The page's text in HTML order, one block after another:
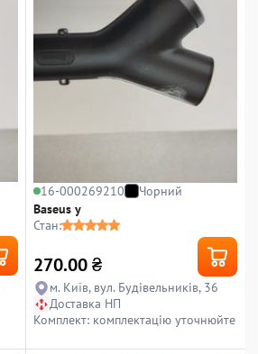
16-000269210
Чорний
Baseus y
Стан:
270.00 ₴
м. Київ, вул. Будівельників, 36
Доставка НП
Комплект: комплектацію уточнюйте